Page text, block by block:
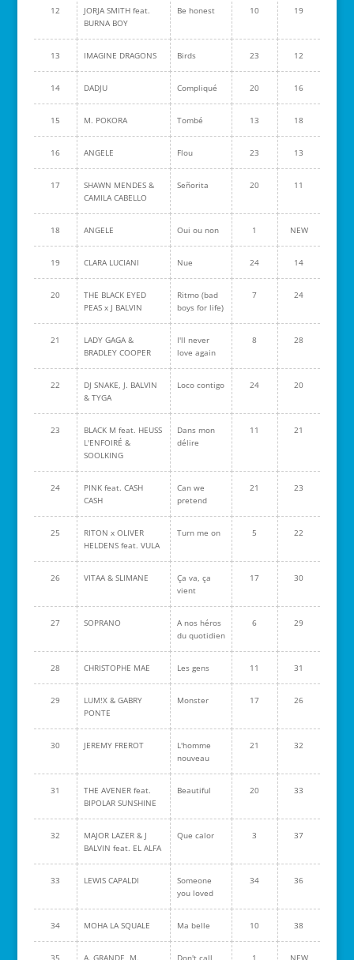
12
JORJA SMITH feat.
BURNA BOY
Be honest 10 19
13 IMAGINE DRAGONS Birds 23 12
14 DADJU Compliqué 20 16
15 M. POKORA Tombé 13 18
16 ANGELE Flou 23 13
17
SHAWN MENDES &
CAMILA CABELLO
Señorita 20 11
18 ANGELE Oui ou non 1 NEW
19 CLARA LUCIANI Nue 24 14
20
THE BLACK EYED
PEAS x J BALVIN
Ritmo (bad
boys for life)
7 24
21
LADY GAGA &
BRADLEY COOPER
I'll never
love again
8 28
22
DJ SNAKE, J. BALVIN
& TYGA
Loco contigo 24 20
23
BLACK M feat. HEUSS
L'ENFOIRÉ &
SOOLKING
Dans mon
délire
11 21
24
PINK feat. CASH
CASH
Can we
pretend
21 23
25
RITON x OLIVER
HELDENS feat. VULA
Turn me on 5 22
26 VITAA & SLIMANE
Ça va, ça
vient
17 30
27 SOPRANO
A nos héros
du quotidien
6 29
28 CHRISTOPHE MAE Les gens 11 31
29
LUM!X & GABRY
PONTE
Monster 17 26
30 JEREMY FREROT
L'homme
nouveau
21 32
31
THE AVENER feat.
BIPOLAR SUNSHINE
Beautiful 20 33
32
MAJOR LAZER & J
BALVIN feat. EL ALFA
Que calor 3 37
33 LEWIS CAPALDI
Someone
you loved
34 36
34 MOHA LA SQUALE Ma belle 10 38
35 A. GRANDE, M. Don't call 1 NEW